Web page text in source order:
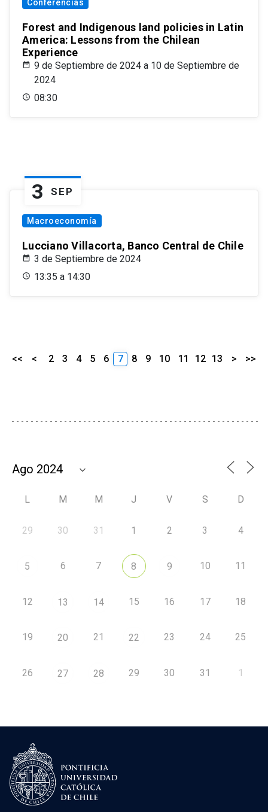
Conferencias
Forest and Indigenous land policies in Latin
America: Lessons from the Chilean
Experience
9 de Septiembre de 2024 a 10 de Septiembre de
2024
08:30
3 SEP
Macroeconomía
Lucciano Villacorta, Banco Central de Chile
3 de Septiembre de 2024
13:35 a 14:30
<< < 2 3 4 5 6 7 8 9 10 11 12 13 > >>
L M M J V S D
29 30 31 1 2 3 4
5 6 7 8 9 10 11
12 13 14 15 16 17 18
19 20 21 22 23 24 25
26 27 28 29 30 31 1